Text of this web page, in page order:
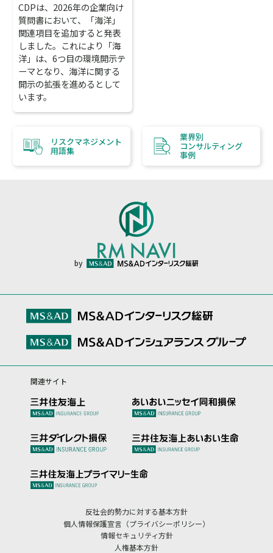
CDPは、2026年の企業向け
質問書において、「海洋」
関連項目を追加すると発表
しました。これにより「海
洋」は、6つ目の環境開示テ
ーマとなり、海洋に関する
開示の拡張を進めるとして
います。
リスクマネジメント
用語集
業界別
コンサルティング
事例
by
関連サイト
反社会的勢力に対する基本方針
個人情報保護宣言（プライバシーポリシー）
情報セキュリティ方針
人権基本方針